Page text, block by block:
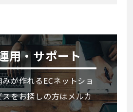
用・サポート
が作れるECネットショ
をお探しの方はメルカ